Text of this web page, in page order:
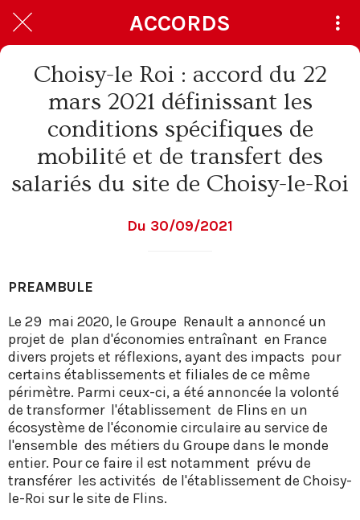
ACCORDS
Choisy-le Roi : accord du 22
mars 2021 définissant les
conditions spécifiques de
mobilité et de transfert des
salariés du site de Choisy-le-Roi
Du 30/09/2021
PREAMBULE
Le 29 mai 2020, le Groupe Renault a annoncé un
projet de plan d'économies entraînant en France
divers projets et réflexions, ayant des impacts pour
certains établissements et filiales de ce même
périmètre. Parmi ceux-ci, a été annoncée la volonté
de transformer l'établissement de Flins en un
écosystème de l'économie circulaire au service de
l'ensemble des métiers du Groupe dans le monde
entier. Pour ce faire il est notamment prévu de
transférer les activités de l'établissement de Choisy-
le-Roi sur le site de Flins.